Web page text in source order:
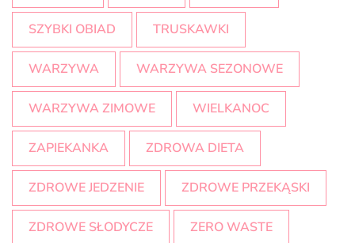
SZYBKI OBIAD TRUSKAWKI
WARZYWA WARZYWA SEZONOWE
WARZYWA ZIMOWE WIELKANOC
ZAPIEKANKA ZDROWA DIETA
ZDROWE JEDZENIE ZDROWE PRZEKĄSKI
ZDROWE SŁODYCZE ZERO WASTE